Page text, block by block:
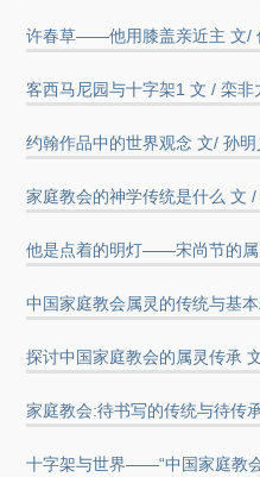
许春草——他用膝盖亲近主 文/
客西马尼园与十字架1 文 / 栾非
约翰作品中的世界观念 文/ 孙明
家庭教会的神学传统是什么 文 /
他是点着的明灯——宋尚节的属
中国家庭教会属灵的传统与基
探讨中国家庭教会的属灵传承
家庭教会:待书写的传统与待传
十字架与世界——“中国家庭教